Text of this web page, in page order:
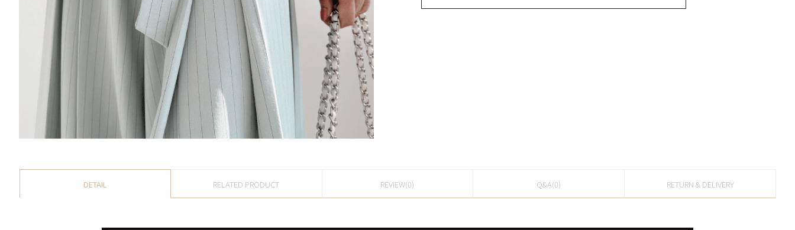
DETAIL RELATED PRODUCT REVIEW(0) Q&A(0) RETURN & DELIVERY